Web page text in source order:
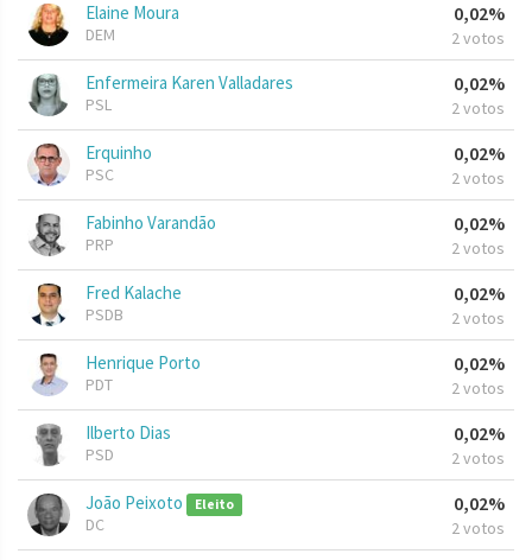
Elaine Moura
DEM
0,02%
2 votos
Enfermeira Karen Valladares
PSL
0,02%
2 votos
Erquinho
PSC
0,02%
2 votos
Fabinho Varandão
PRP
0,02%
2 votos
Fred Kalache
PSDB
0,02%
2 votos
Henrique Porto
PDT
0,02%
2 votos
Ilberto Dias
PSD
0,02%
2 votos
João Peixoto Eleito
DC
0,02%
2 votos